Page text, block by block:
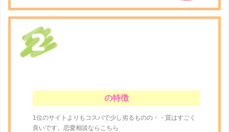
の特徴
1位のサイトよりもコスパで少し劣るものの・・質はすごく
良いです。恋愛相談ならこちら